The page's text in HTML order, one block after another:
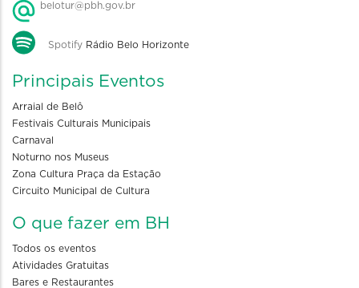
belotur@pbh.gov.br
Spotify Rádio Belo Horizonte
Principais Eventos
Arraial de Belô
Festivais Culturais Municipais
Carnaval
Noturno nos Museus
Zona Cultura Praça da Estação
Circuito Municipal de Cultura
O que fazer em BH
Todos os eventos
Atividades Gratuitas
Bares e Restaurantes